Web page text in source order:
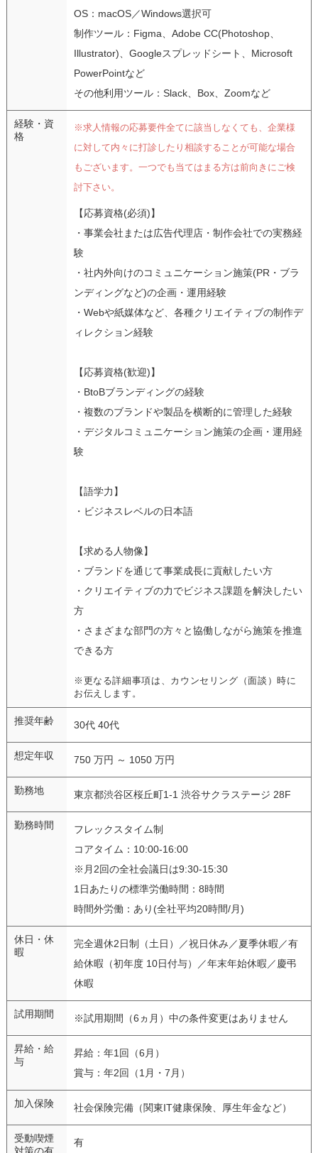
OS：macOS／Windows選択可
制作ツール：Figma、Adobe CC(Photoshop、
Illustrator)、Googleスプレッドシート、Microsoft
PowerPointなど
その他利用ツール：Slack、Box、Zoomなど
経験・資
格
※求人情報の応募要件全てに該当しなくても、企業様
に対して内々に打診したり相談することが可能な場合
もございます。一つでも当てはまる方は前向きにご検
討下さい。
【応募資格(必須)】
・事業会社または広告代理店・制作会社での実務経
験
・社内外向けのコミュニケーション施策(PR・ブラ
ンディングなど)の企画・運用経験
・Webや紙媒体など、各種クリエイティブの制作デ
ィレクション経験
【応募資格(歓迎)】
・BtoBブランディングの経験
・複数のブランドや製品を横断的に管理した経験
・デジタルコミュニケーション施策の企画・運用経
験
【語学力】
・ビジネスレベルの日本語
【求める人物像】
・ブランドを通じて事業成長に貢献したい方
・クリエイティブの力でビジネス課題を解決したい
方
・さまざまな部門の方々と協働しながら施策を推進
できる方
※更なる詳細事項は、カウンセリング（面談）時に
お伝えします。
推奨年齢 30代 40代
想定年収 750 万円 ～ 1050 万円
勤務地 東京都渋谷区桜丘町1-1 渋谷サクラステージ 28F
勤務時間
フレックスタイム制
コアタイム：10:00-16:00
※月2回の全社会議日は9:30-15:30
1日あたりの標準労働時間：8時間
時間外労働：あり(全社平均20時間/月)
休日・休
暇
完全週休2日制（土日）／祝日休み／夏季休暇／有
給休暇（初年度 10日付与）／年末年始休暇／慶弔
休暇
試用期間 ※試用期間（6ヵ月）中の条件変更はありません
昇給・給
与
昇給：年1回（6月）
賞与：年2回（1月・7月）
加入保険 社会保険完備（関東IT健康保険、厚生年金など）
受動喫煙
対策の有
有